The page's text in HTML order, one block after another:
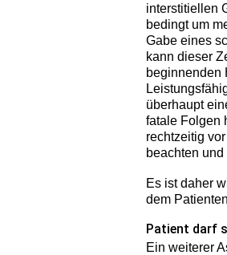
interstitiellen
bedingt um
Gabe eines
kann dieser
beginnenden
überhaupt
fatale Folgen
rechtzeitig
beachten
Es ist daher
dem
Patient darf
Ein weiterer